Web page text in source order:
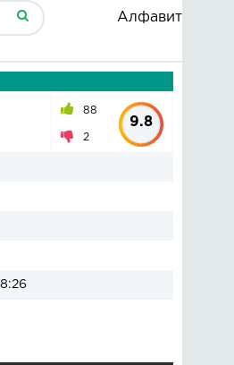
Алфавит
88
2
9.8